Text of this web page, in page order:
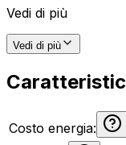
Vedi di più
Vedi di più
Costo energia: